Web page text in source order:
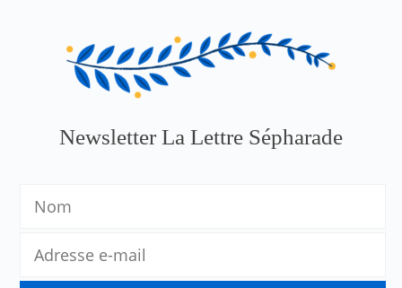
Newsletter La Lettre Sépharade